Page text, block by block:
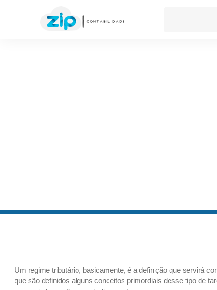
Um regime tributário, basicamente, é a definição que servirá
que são definidos alguns conceitos primordiais desse tipo de